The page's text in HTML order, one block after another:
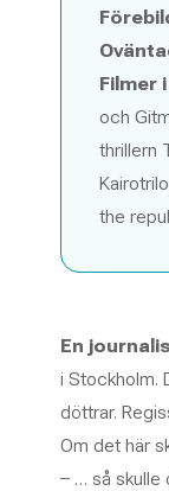
Filmer
och
thrillern
the
En
i Stockholm.
döttrar.
Om det här
– … så skulle